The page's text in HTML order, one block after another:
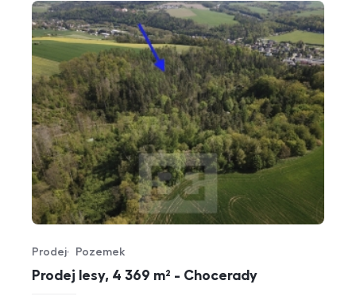
Prodej lesy, 4 369 m² - Chocerady
Typ nabídky
Prodej
Typ nemovitosti
Pozemek